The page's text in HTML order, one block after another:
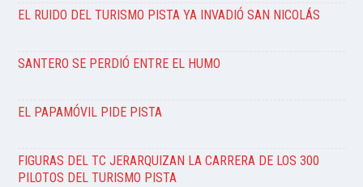
EL RUIDO DEL TURISMO PISTA YA INVADIÓ SAN NICOLÁS
SANTERO SE PERDIÓ ENTRE EL HUMO
EL PAPAMÓVIL PIDE PISTA
FIGURAS DEL TC JERARQUIZAN LA CARRERA DE LOS 300
PILOTOS DEL TURISMO PISTA